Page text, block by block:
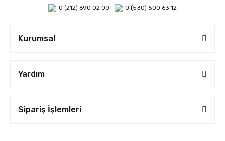
0 (212) 690 02 00 0 (530) 500 63 12
Kurumsal
Yardım
Sipariş İşlemleri